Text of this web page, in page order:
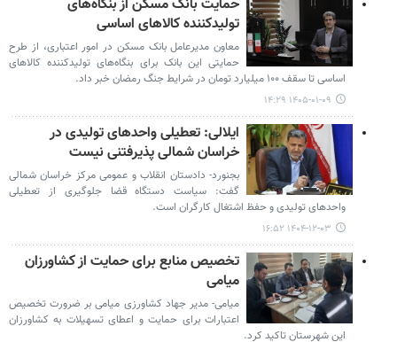
حمایت بانک مسکن از بنگاه‌های
تولیدکننده کالاهای اساسی
معاون مدیرعامل بانک مسکن در امور اعتباری، از طرح
حمایتی این بانک برای بنگاه‌های تولیدکننده کالاهای
اساسی تا سقف ۱۰۰ میلیارد تومان در شرایط جنگ رمضان خبر داد.
۱۴۰۵-۰۱-۰۹ ۱۴:۲۹
ایلالی: تعطیلی واحدهای تولیدی در
خراسان شمالی پذیرفتنی نیست
بجنورد- دادستان انقلاب و عمومی مرکز خراسان شمالی
گفت: سیاست دستگاه قضا جلوگیری از تعطیلی
واحدهای تولیدی و حفظ اشتغال کارگران است.
۱۴۰۴-۱۲-۰۳ ۱۶:۵۲
تخصیص منابع برای حمایت از کشاورزان
میامی
میامی- مدیر جهاد کشاورزی میامی بر ضرورت تخصیص
اعتبارات برای حمایت و اعطای تسهیلات به کشاورزان
این شهرستان تاکید کرد.